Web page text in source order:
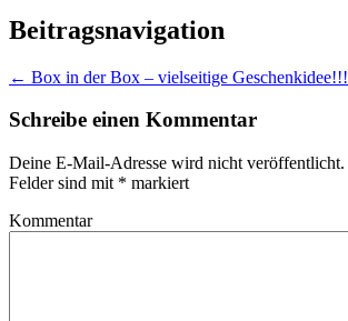
Beitragsnavigation
← Box in der Box – vielseitige Geschenkidee!!!
Schreibe einen Kommentar
Deine E-Mail-Adresse wird nicht veröffentlicht.
Felder sind mit * markiert
Kommentar